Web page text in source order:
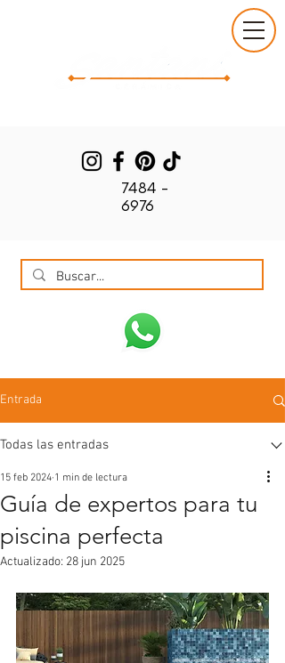
7484 -
6976
Entrada
Todas las entradas
Guía de expertos para tu
piscina perfecta
15 feb 2024 1 min de lectura
Actualizado: 28 jun 2025